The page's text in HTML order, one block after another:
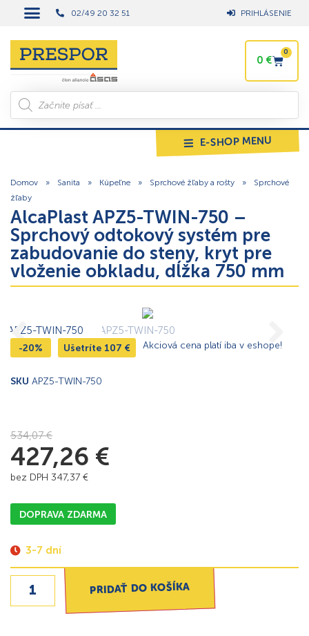
02/49 20 32 51 PRIHLÁSENIE
0 €
0
E-SHOP MENU
Domov » Sanita » Kúpeľne » Sprchové žľaby a rošty »
Sprchové
žľaby
AlcaPlast APZ5-TWIN-750 –
Sprchový odtokový systém pre
zabudovanie do steny, kryt pre
vloženie obkladu, dĺžka 750 mm
-20% Ušetríte 107 € Akciová cena platí iba v eshope!
SKU APZ5-TWIN-750
534,07€
427,26 €
bez DPH 347,37 €
DOPRAVA ZDARMA
3-7 dní
PRIDAŤ DO KOŠÍKA